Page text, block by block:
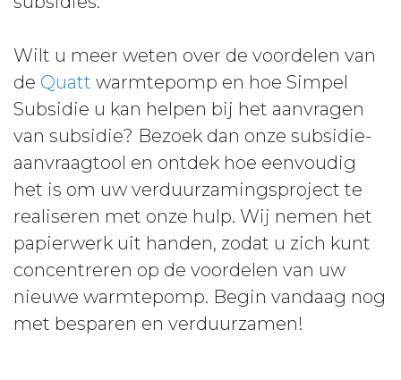
Wilt u meer weten over de voordelen van
de Quatt warmtepomp en hoe Simpel
Subsidie u kan helpen bij het aanvragen
van subsidie? Bezoek dan onze subsidie-
aanvraagtool en ontdek hoe eenvoudig
het is om uw verduurzamingsproject te
realiseren met onze hulp. Wij nemen het
papierwerk uit handen, zodat u zich kunt
concentreren op de voordelen van uw
nieuwe warmtepomp. Begin vandaag nog
met besparen en verduurzamen!